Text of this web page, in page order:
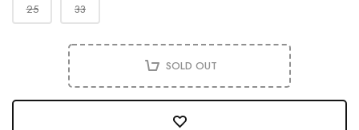
25 33
SOLD OUT